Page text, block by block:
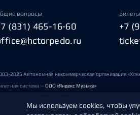
вопросы
(831) 465-16-60
Билеты
+7
2026 Автономная некоммерческая организация
система —ООО «Яндекс Музыка»
Мы используем cookies, чтобы